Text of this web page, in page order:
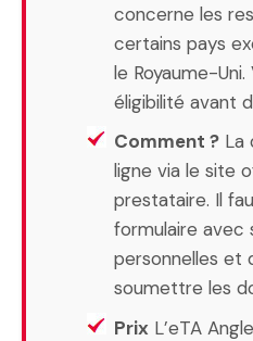
concerne les
certains pays
le Royaume-
éligibilité avant
Comment ? La
ligne via le site
prestataire. Il
formulaire avec
personnelles et
soumettre les
Prix L’eTA